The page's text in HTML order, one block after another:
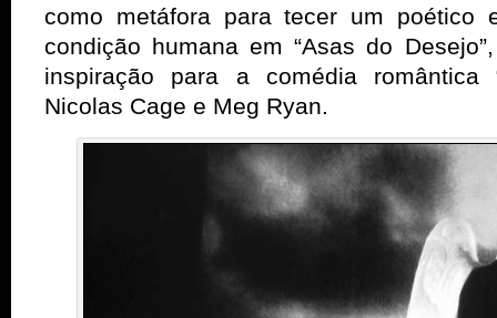
como metáfora para tecer um poético
condição humana em “Asas do
inspiração para a comédia romântica
Nicolas Cage e Meg Ryan.